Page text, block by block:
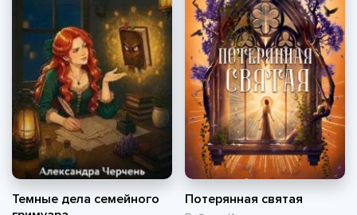
Темные дела семейного
Потерянная святая